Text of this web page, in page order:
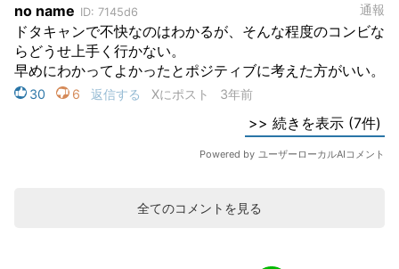
全てのコメントを見る